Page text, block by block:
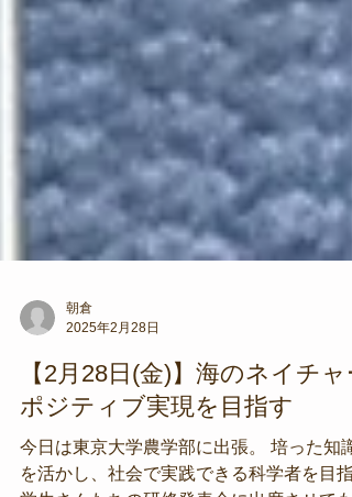
朝倉
2025年2月28日
【2月28日(金)】海のネイチャ
ポジティブ実現を目指す